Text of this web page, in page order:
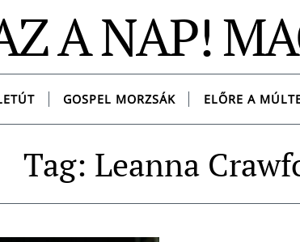
A NAP!
GOSPEL MORZSÁK ELŐRE A
Tag: Leanna